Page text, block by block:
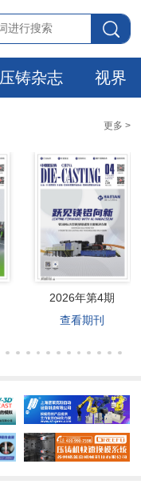
压铸杂志 视界
更多 >
2026年第4期
查看期刊